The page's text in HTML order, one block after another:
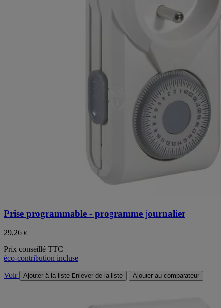
Prise programmable - programme journalier
29,26 €
Prix conseillé TTC
éco-contribution incluse
Voir Ajouter à la liste Enlever de la liste Ajouter au comparateur